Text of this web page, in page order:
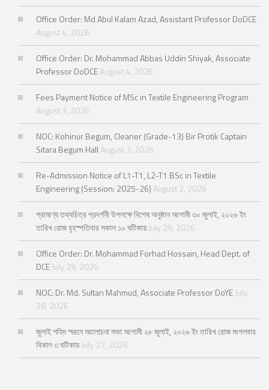
Office Order: Md Abul Kalam Azad, Assistant Professor DoDCE
August 4, 2026
Office Order: Dr. Mohammad Abbas Uddin Shiyak, Associate
Professor DoDCEAugust 4, 2026
Fees Payment Notice of MSc in Textile Engineering Program
August 3, 2026
NOC: Kohinur Begum, Cleaner (Grade-13) Bir Protik Captain
Sitara Begum HallAugust 3, 2026
Re-Admission Notice of L1-T1, L2-T1 BSc in Textile
Engineering (Session: 2025-26)August 2, 2026
প্রামাণ্য তথ্যচিত্র প্রদর্শনী উপলক্ষে বিশেষ অনুষ্ঠান আগামী ৩০ জুলাই, ২০২৬ ইং
তারিখ রোজ বৃহস্পতিবার সকাল ১০ ঘটিকায় July 29, 2026
Office Order: Dr. Mohammad Forhad Hossain, Head Dept. of
DCE July 29, 2026
NOC: Dr. Md. Sultan Mahmud, Associate Professor DoYE July
28, 2026
জুলাই শহিদ স্মরনে আলোচনা সভা আগামী ২৮ জুলাই, ২০২৬ ইং তারিখ রোজ মংগলবার
বিকাল ৩ ঘটিকায় July 27, 2026